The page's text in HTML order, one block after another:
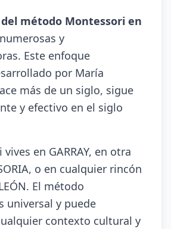
método Montessori en
y
Este enfoque
por María
más de un siglo, sigue
y efectivo en el siglo
en GARRAY, en otra
o en cualquier rincón
El método
universal y puede
contexto cultural y